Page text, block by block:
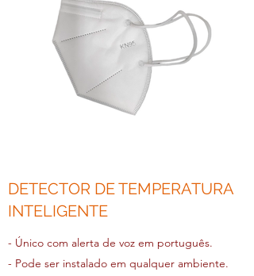
DETECTOR DE TEMPERATURA
INTELIGENTE
- Único com alerta de voz em português.
- Pode ser instalado em qualquer ambiente.